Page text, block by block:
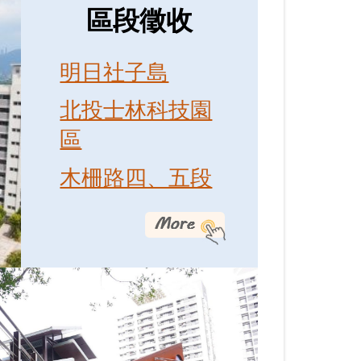
區段徵收
明日社子島
北投士林科技園
區
木柵路四、五段